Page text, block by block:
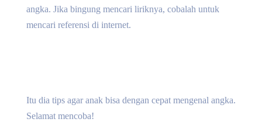
angka. Jika bingung mencari liriknya, cobalah untuk
mencari referensi di internet.
Itu dia tips agar anak bisa dengan cepat mengenal angka.
Selamat mencoba!